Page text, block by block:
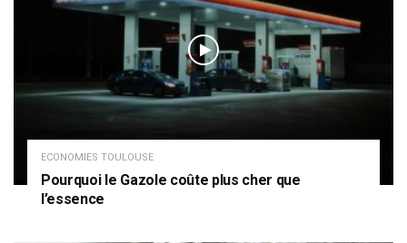
ECONOMIES TOULOUSE
Pourquoi le Gazole coûte plus cher que
l’essence